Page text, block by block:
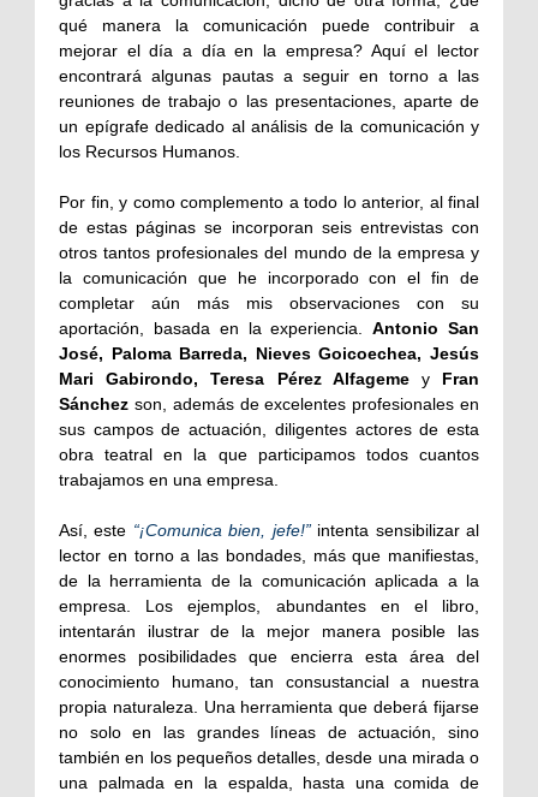
qué manera la comunicación puede contribuir a
mejorar el día a día en la empresa? Aquí el lector
encontrará algunas pautas a seguir en torno a las
reuniones de trabajo o las presentaciones, aparte de
un epígrafe dedicado al análisis de la comunicación y
los Recursos Humanos.
Por fin, y como complemento a todo lo anterior, al final
de estas páginas se incorporan seis entrevistas con
otros tantos profesionales del mundo de la empresa y
la comunicación que he incorporado con el fin de
completar aún más mis observaciones con su
aportación, basada en la experiencia.Antonio San
José, Paloma Barreda, Nieves Goicoechea, Jesús
Mari Gabirondo, Teresa Pérez Alfagemey Fran
Sánchez son, además de excelentes profesionales en
sus campos de actuación, diligentes actores de esta
obra teatral en la que participamos todos cuantos
trabajamos en una empresa.
Así, este “¡Comunica bien, jefe!”intenta sensibilizar al
lector en torno a las bondades, más que manifiestas,
de la herramienta de la comunicación aplicada a la
empresa. Los ejemplos, abundantes en el libro,
intentarán ilustrar de la mejor manera posible las
enormes posibilidades que encierra esta área del
conocimiento humano, tan consustancial a nuestra
propia naturaleza. Una herramienta que deberá fijarse
no solo en las grandes líneas de actuación, sino
también en los pequeños detalles, desde una mirada o
una palmada en la espalda, hasta una comida de